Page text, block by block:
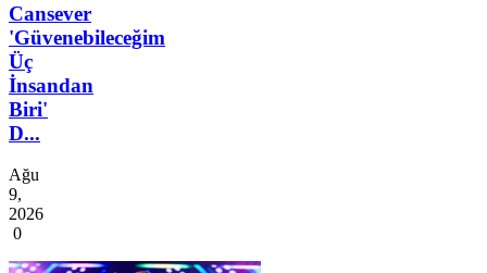
Cansever
'Güvenebileceğim
Üç
İnsandan
Biri'
D...
Ağu
9,
2026
0